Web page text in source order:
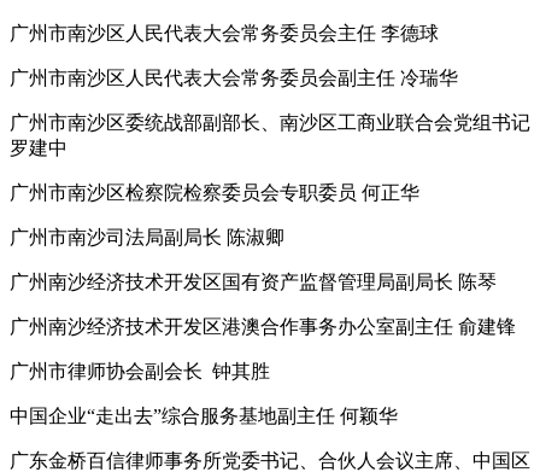
广州市南沙区人民代表大会常务委员会主任 李德球
广州市南沙区人民代表大会常务委员会副主任 冷瑞华
广州市南沙区委统战部副部长、南沙区工商业联合会党组书记
罗建中
广州市南沙区检察院检察委员会专职委员 何正华
广州市南沙司法局副局长 陈淑卿
广州南沙经济技术开发区国有资产监督管理局副局长 陈琴
广州南沙经济技术开发区港澳合作事务办公室副主任 俞建锋
广州市律师协会副会长 钟其胜
中国企业“走出去”综合服务基地副主任 何颖华
广东金桥百信律师事务所党委书记、合伙人会议主席、中国区